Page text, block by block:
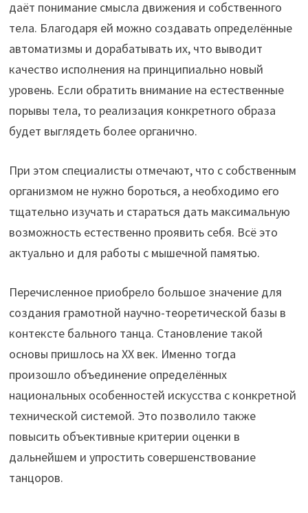
даёт понимание смысла движения и собственного
тела. Благодаря ей можно создавать определённые
автоматизмы и дорабатывать их, что выводит
качество исполнения на принципиально новый
уровень. Если обратить внимание на естественные
порывы тела, то реализация конкретного образа
будет выглядеть более органично.
При этом специалисты отмечают, что с собственным
организмом не нужно бороться, а необходимо его
тщательно изучать и стараться дать максимальную
возможность естественно проявить себя. Всё это
актуально и для работы с мышечной памятью.
Перечисленное приобрело большое значение для
создания грамотной научно-теоретической базы в
контексте бального танца. Становление такой
основы пришлось на XX век. Именно тогда
произошло объединение определённых
национальных особенностей искусства с конкретной
технической системой. Это позволило также
повысить объективные критерии оценки в
дальнейшем и упростить совершенствование
танцоров.